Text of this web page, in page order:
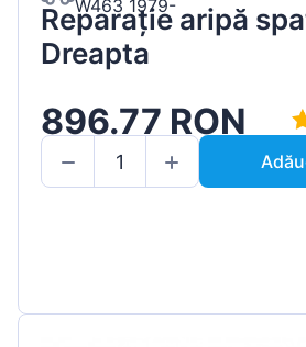
W463 1979-
Reparație aripă
Dreapta
896.77 RON